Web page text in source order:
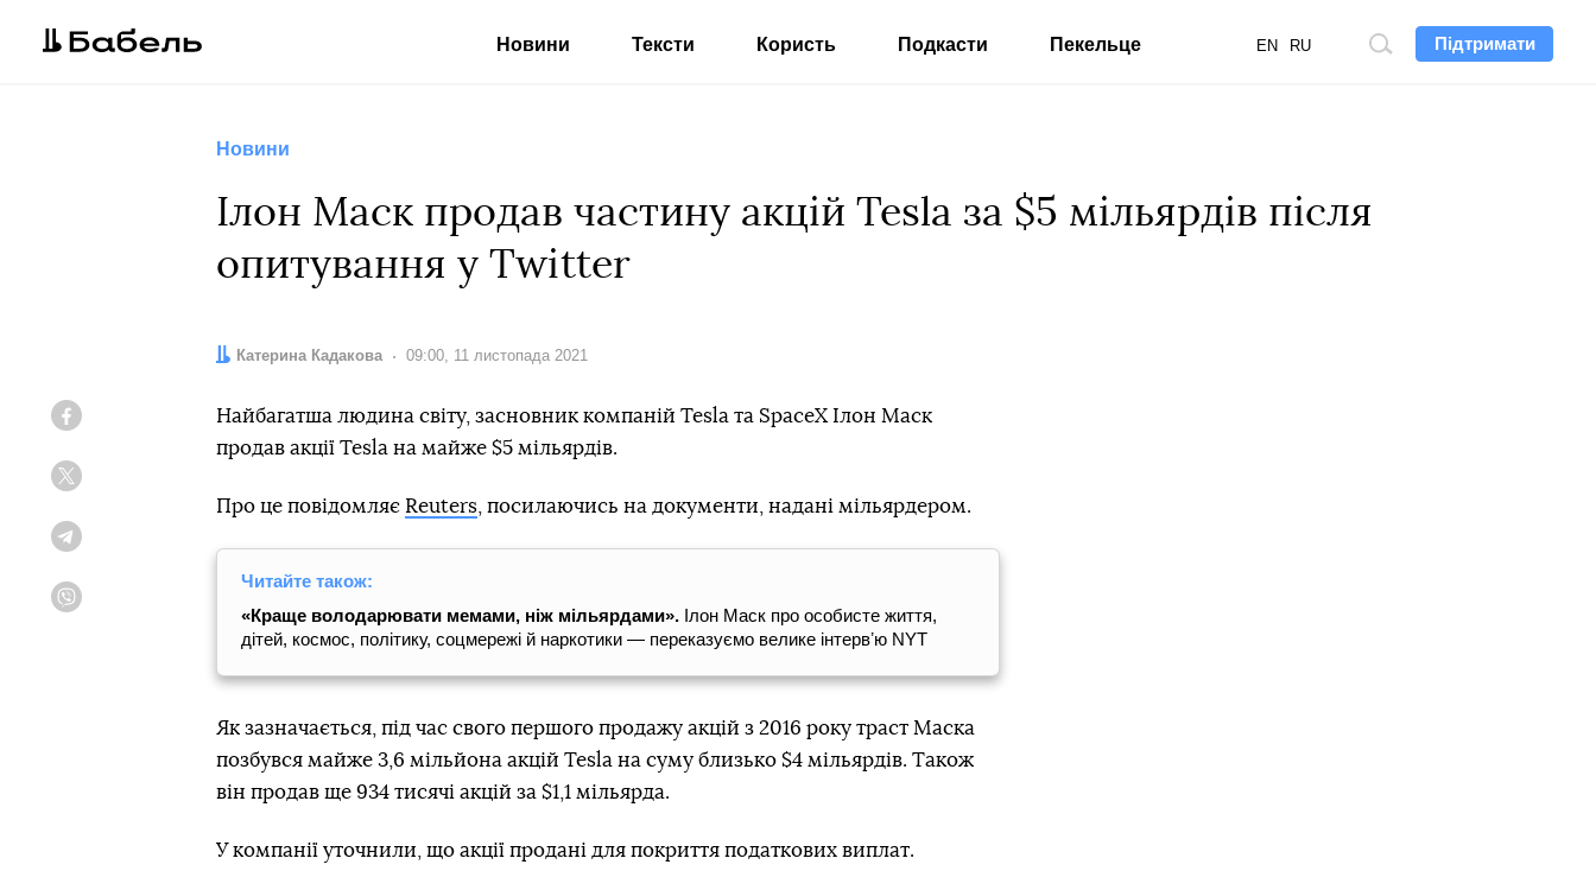
Підтримати
Пошук
EN RU
Новини Тексти Користь Подкасти Пекельце
Новини
Ілон Маск продав частину акцій Tesla за $5 мільярдів після
опитування у Twitter
Автор:
Катерина Кадакова Дата:
09:00, 11 листопада 2021
Найбагатша людина світу, засновник компаній Tesla та SpaceX Ілон Маск
продав акції Tesla на майже $5 мільярдів.
Про це повідомляє Reuters , посилаючись на документи, надані мільярдером.
Читайте також:
«Краще володарювати мемами, ніж мільярдами». Ілон Маск про особисте життя,
дітей, космос, політику, соцмережі й наркотики — переказуємо велике інтервʼю NYT
Як зазначається, під час свого першого продажу акцій з 2016 року траст Маска
позбувся майже 3,6 мільйона акцій Tesla на суму близько $4 мільярдів. Також
він продав ще 934 тисячі акцій за $1,1 мільярда.
У компанії уточнили, що акції продані для покриття податкових виплат.